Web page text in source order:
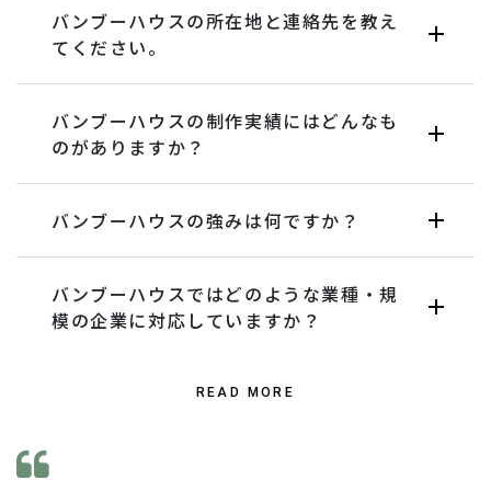
バンブーハウスの所在地と連絡先を教え
てください。
バンブーハウスの制作実績にはどんなも
のがありますか？
バンブーハウスの強みは何ですか？
バンブーハウスではどのような業種・規
模の企業に対応していますか？
READ MORE